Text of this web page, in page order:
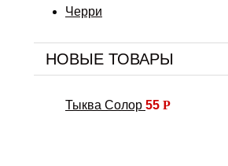
Черри
НОВЫЕ ТОВАРЫ
Тыква Солор 55 Р